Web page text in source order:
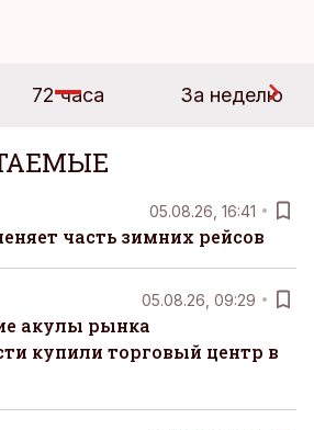
72 часа За неделю
05.08.26, 16:41
часть зимних рейсов
05.08.26, 09:29
акулы рынка
купили торговый центр в